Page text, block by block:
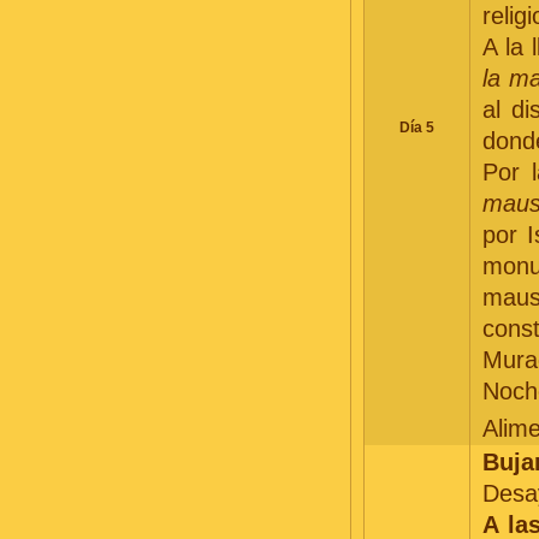
Día 5
A la
la
al
Por
por
A